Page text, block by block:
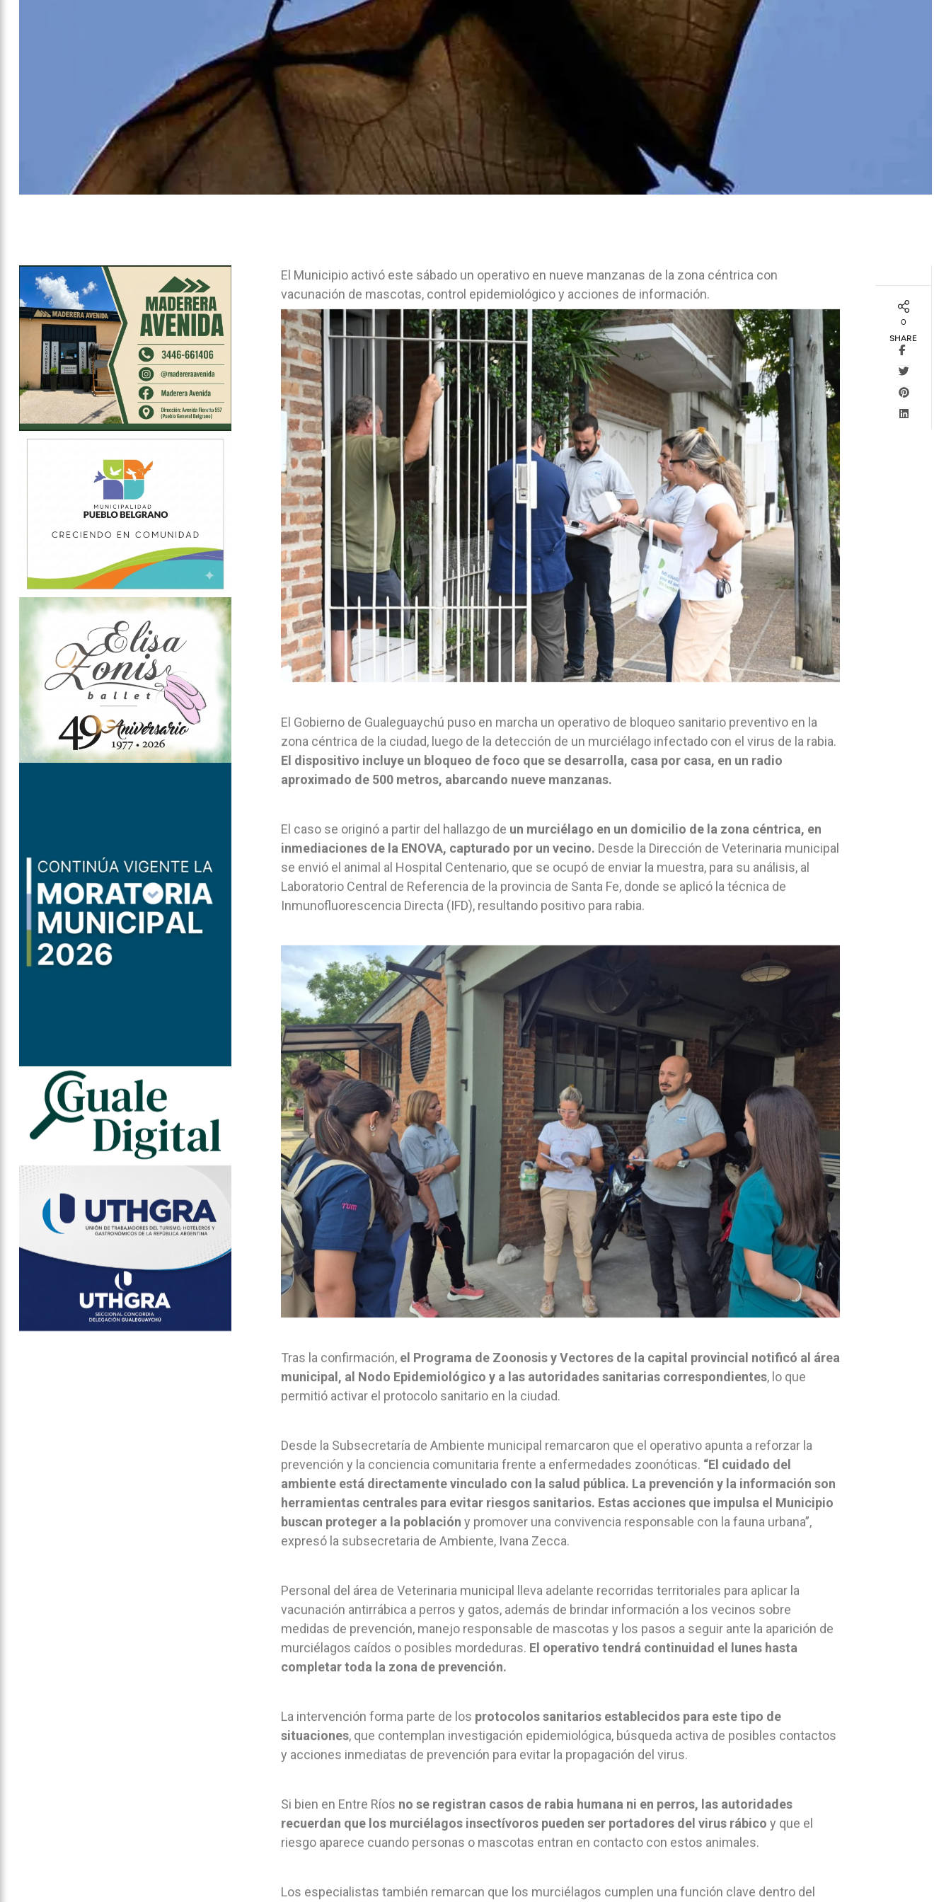
El Municipio activó este sábado un operativo en nueve manzanas de la zona céntrica con
vacunación de mascotas, control epidemiológico y acciones de información.
El Gobierno de Gualeguaychú puso en marcha un operativo de bloqueo sanitario preventivo en la
zona céntrica de la ciudad, luego de la detección de un murciélago infectado con el virus de la rabia.
El dispositivo incluye un bloqueo de foco que se desarrolla, casa por casa, en un radio
aproximado de 500 metros, abarcando nueve manzanas.
El caso se originó a partir del hallazgo de un murciélago en un domicilio de la zona céntrica, en
inmediaciones de la ENOVA, capturado por un vecino. Desde la Dirección de Veterinaria municipal
se envió el animal al Hospital Centenario, que se ocupó de enviar la muestra, para su análisis, al
Laboratorio Central de Referencia de la provincia de Santa Fe, donde se aplicó la técnica de
Inmunofluorescencia Directa (IFD), resultando positivo para rabia.
Tras la confirmación, el Programa de Zoonosis y Vectores de la capital provincial notificó al área
municipal, al Nodo Epidemiológico y a las autoridades sanitarias correspondientes, lo que
permitió activar el protocolo sanitario en la ciudad.
Desde la Subsecretaría de Ambiente municipal remarcaron que el operativo apunta a reforzar la
prevención y la conciencia comunitaria frente a enfermedades zoonóticas. “El cuidado del
ambiente está directamente vinculado con la salud pública. La prevención y la información son
herramientas centrales para evitar riesgos sanitarios. Estas acciones que impulsa el Municipio
buscan proteger a la población y promover una convivencia responsable con la fauna urbana”,
expresó la subsecretaria de Ambiente, Ivana Zecca.
Personal del área de Veterinaria municipal lleva adelante recorridas territoriales para aplicar la
vacunación antirrábica a perros y gatos, además de brindar información a los vecinos sobre
medidas de prevención, manejo responsable de mascotas y los pasos a seguir ante la aparición de
murciélagos caídos o posibles mordeduras. El operativo tendrá continuidad el lunes hasta
completar toda la zona de prevención.
La intervención forma parte de los protocolos sanitarios establecidos para este tipo de
situaciones, que contemplan investigación epidemiológica, búsqueda activa de posibles contactos
y acciones inmediatas de prevención para evitar la propagación del virus.
Si bien en Entre Ríos no se registran casos de rabia humana ni en perros, las autoridades
recuerdan que los murciélagos insectívoros pueden ser portadores del virus rábico y que el
riesgo aparece cuando personas o mascotas entran en contacto con estos animales.
Los especialistas también remarcan que los murciélagos cumplen una función clave dentro del
0
SHARE